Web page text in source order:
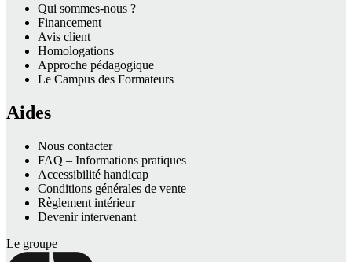
Qui sommes-nous ?
Financement
Avis client
Homologations
Approche pédagogique
Le Campus des Formateurs
Aides
Nous contacter
FAQ – Informations pratiques
Accessibilité handicap
Conditions générales de vente
Règlement intérieur
Devenir intervenant
Le groupe